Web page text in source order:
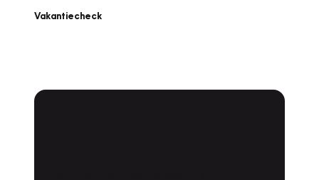
Vakantiecheck